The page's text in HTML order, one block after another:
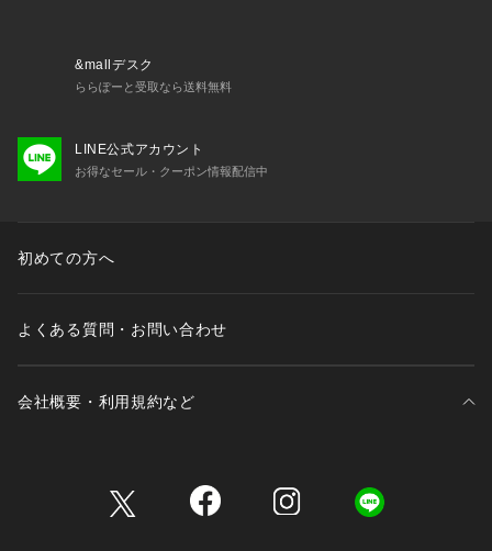
&mallデスク
ららぽーと受取なら送料無料
LINE公式アカウント
お得なセール・クーポン情報配信中
初めての方へ
よくある質問・お問い合わせ
会社概要・利用規約など